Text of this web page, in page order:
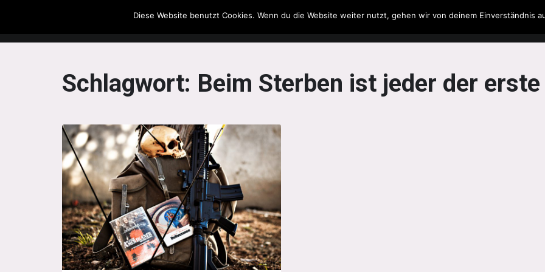
The Howling Men Filme & Serien Musik Spielzeug Literatur
Schlagwort: Beim Sterben ist jeder der erste
Diese Website benutzt Cookies. Wenn du die Website weiter nutzt, gehen wir von deinem Einverständnis